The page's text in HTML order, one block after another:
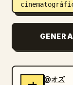
panel.
Sujeto: Una
para
de huevo a
@オズ